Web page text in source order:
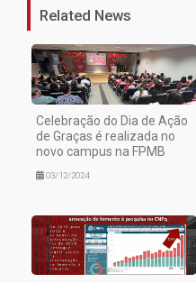
Related News
Celebração do Dia de Ação
de Graças é realizada no
novo campus na FPMB
03/12/2024